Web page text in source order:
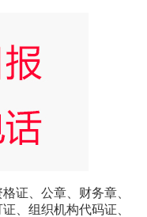
证、公章、财务章、
、组织机构代码证、